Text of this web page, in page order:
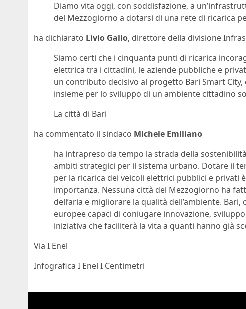
Diamo vita oggi, con soddisfazione, a
del Mezzogiorno a dotarsi di una rete di ricarica
ha dichiarato Livio Gallo, direttore della divisione
Siamo certi che i cinquanta punti di ricarica
elettrica tra i cittadini, le aziende pubbliche e
un contributo decisivo al progetto Bari Smart City,
insieme per lo sviluppo di un ambiente cittadino
La città di Bari
ha commentato il sindaco Michele Emiliano
ha intrapreso da tempo la strada della
ambiti strategici per il sistema urbano. Dotare il
per la ricarica dei veicoli elettrici pubblici e privati
importanza. Nessuna città del Mezzogiorno ha
dell’aria e migliorare la qualità dell’ambiente.
europee capaci di coniugare innovazione,
iniziativa che faciliterà la vita a quanti hanno già
Via I Enel
Infografica I Enel I Centimetri